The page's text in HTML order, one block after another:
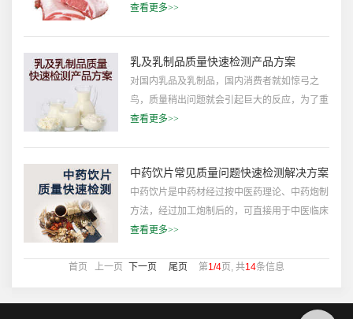
相关企事业单位选购。
为主要内容的“秋风”行动成果，据统计，行动期
还是广东省查出问题肉及肉制品的部分战绩，更
是全国查处肉及肉制品的冰山一角。2015年就已
经有“僵尸肉”走私冻肉的新闻，2015年年初也有
金锣涉嫌收购病死猪肉的新闻，病死猪肉和问题
查看更多>>
乳及乳制品质量快速检测产品方案
对国内乳品及乳制品，国内消费者就如惊弓之
鸟，质量稍出问题就会引起巨大的反应，为了重
拾国人对我国乳品质量的信心，质量检测部门必
量的快速检测产品，方便相关质监部门进行选
购。
查看更多>>
中药饮片常见质量问题快速检测解决方案
中药饮片是中药材经过按中医药理论、中药炮制
方法，经过加工炮制后的，可直接用于中医临床
的中药。这个概念表明，中药材、中药饮片并没
的中药切片（包括切段、块、瓣)，原形药材饮
的饮片。
查看更多>>
首页 上一页 下一页 尾页 第1/4页, 共14条信息